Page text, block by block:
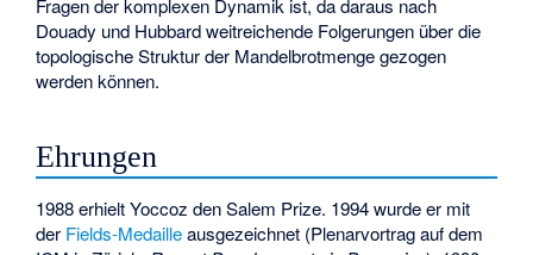
Douady und Hubbard weitreichende Folgerungen über die
topologische Struktur der Mandelbrotmenge gezogen
werden können.
Ehrungen
1988 erhielt Yoccoz denSalem Prize. 1994 wurde er mit
der Fields-Medailleausgezeichnet (Plenarvortrag auf dem